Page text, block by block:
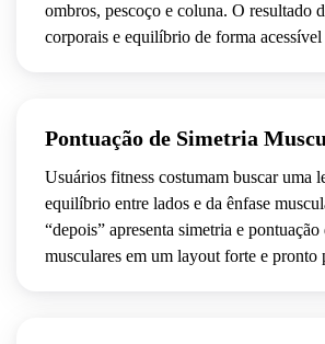
ombros, pescoço e coluna. O resultado
corporais e equilíbrio de forma acessível
Pontuação de Simetria
Usuários fitness costumam buscar uma
equilíbrio entre lados e da ênfase
“depois” apresenta simetria e
musculares em um layout forte e pronto